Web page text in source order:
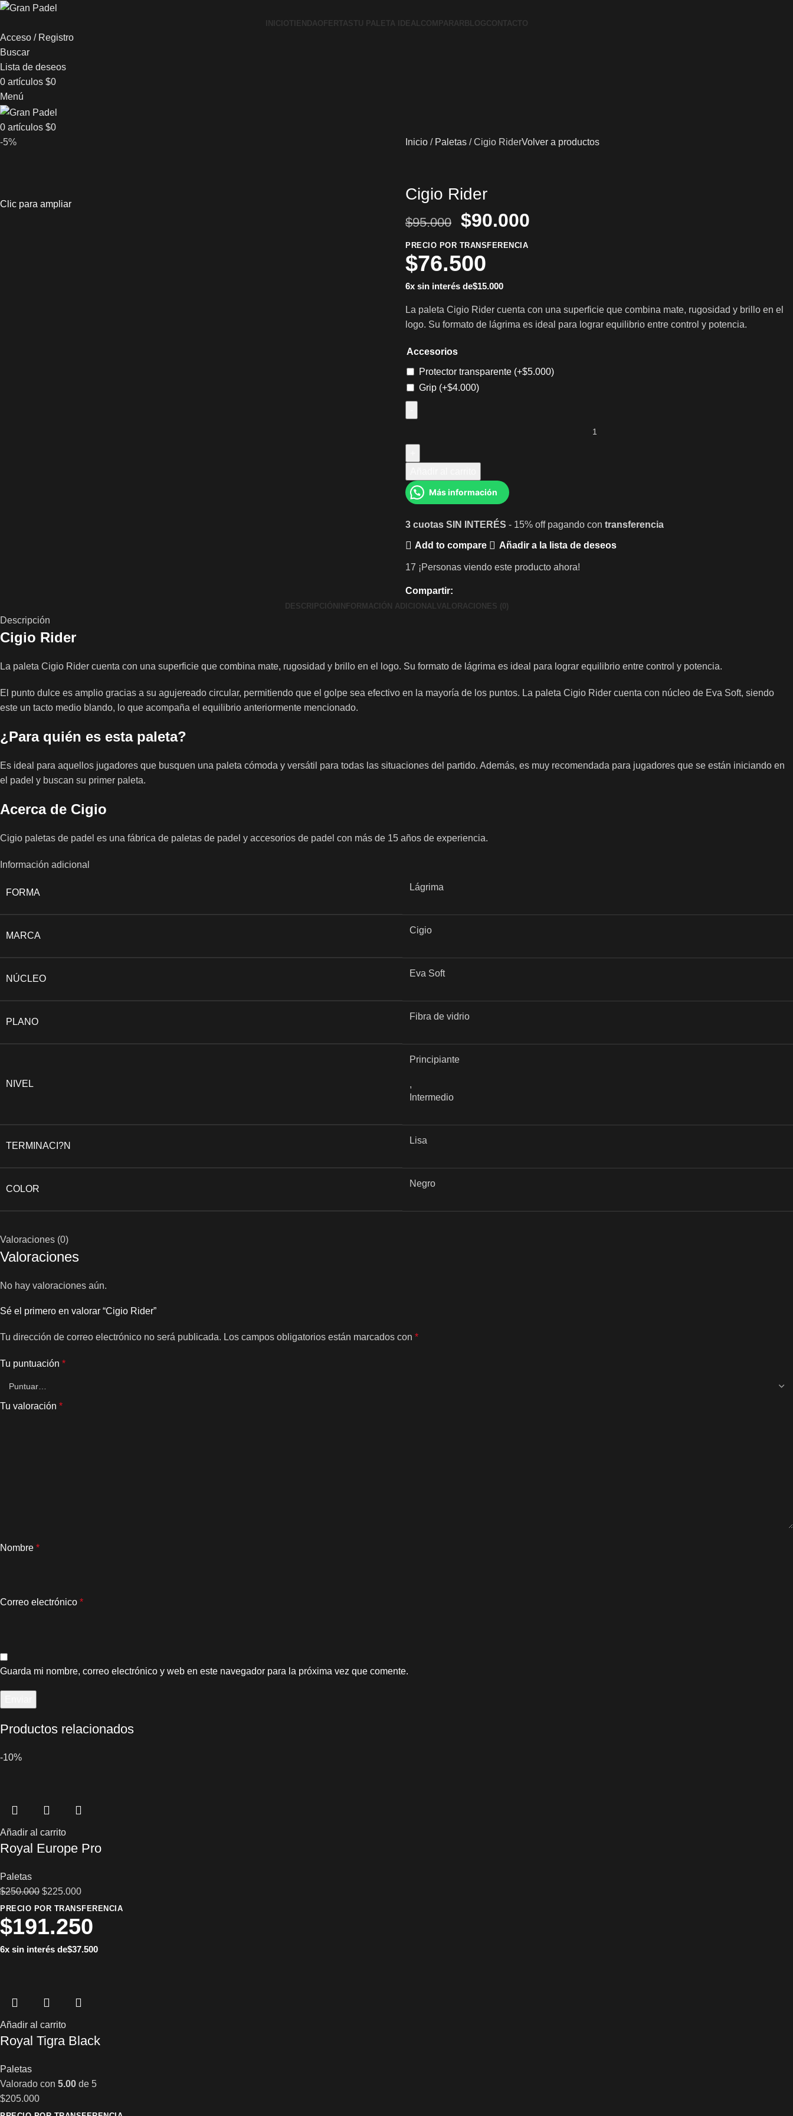
INICIOTIENDAOFERTASTU PALETA IDEALCOMPARAR BLOGCONTACTO
Acceso / Registro
Buscar
Lista de deseos
0 artículos $0
Menú
0 artículos $0
-5%
Clic para ampliar
Inicio Paletas Cigio RiderVolver a productos
Cigio Rider
$95.000 $90.000
PRECIO POR TRANSFERENCIA
$76.500
6x sin interés de$15.000
La paleta Cigio Rider cuenta con una superficie que combina mate, rugosidad y brillo en el
logo. Su formato de lágrima es ideal para lograr equilibrio entre control y potencia.
Accesorios
Protector transparente (+$5.000)
Grip (+$4.000)
Más información
3 cuotas SIN INTERÉS - 15% off pagando con transferencia
Add to compare Añadir a la lista de deseos
17 ¡Personas viendo este producto ahora!
Compartir:
DESCRIPCIÓNINFORMACIÓN ADICIONAL VALORACIONES (0)
Descripción
Cigio Rider
La paleta Cigio Rider cuenta con una superficie que combina mate, rugosidad y brillo en el logo. Su formato de lágrima es ideal para lograr equilibrio entre control y potencia.
El punto dulce es amplio gracias a su agujereado circular, permitiendo que el golpe sea efectivo en la mayoría de los puntos. La paleta Cigio Rider cuenta con núcleo de Eva Soft, siendo
este un tacto medio blando, lo que acompaña el equilibrio anteriormente mencionado.
¿Para quién es esta paleta?
Es ideal para aquellos jugadores que busquen una paleta cómoda y versátil para todas las situaciones del partido. Además, es muy recomendada para jugadores que se están iniciando en
el padel y buscan su primer paleta.
Acerca de Cigio
Cigio paletas de padel es una fábrica de paletas de padel y accesorios de padel con más de 15 años de experiencia.
Información adicional
FORMA
Lágrima
MARCA
Cigio
NÚCLEO
Eva Soft
PLANO
Fibra de vidrio
NIVEL
Principiante
,
Intermedio
TERMINACI?N
Lisa
COLOR
Negro
Valoraciones (0)
Valoraciones
No hay valoraciones aún.
Sé el primero en valorar “Cigio Rider”
Tu dirección de correo electrónico no será publicada. Los campos obligatorios están marcados con *
Tu puntuación *
Tu valoración *
Nombre *
Correo electrónico *
Guarda mi nombre, correo electrónico y web en este navegador para la próxima vez que comente.
Productos relacionados
-10%
Añadir al carrito
Royal Europe Pro
Paletas
$250.000 $225.000
PRECIO POR TRANSFERENCIA
$191.250
6x sin interés de$37.500
Añadir al carrito
Royal Tigra Black
Paletas
Valorado con 5.00 de 5
$205.000